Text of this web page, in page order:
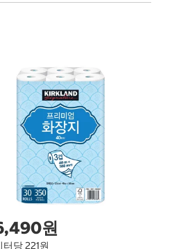
원
터당 221원